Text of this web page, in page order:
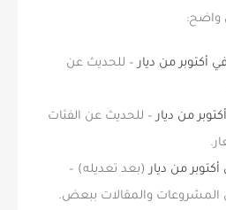
واضح:
من ديار– للحديث عن
من ديار– للحديث عن الفئات
من ديار(بعد تعديله) –
والمقالات ببعض.